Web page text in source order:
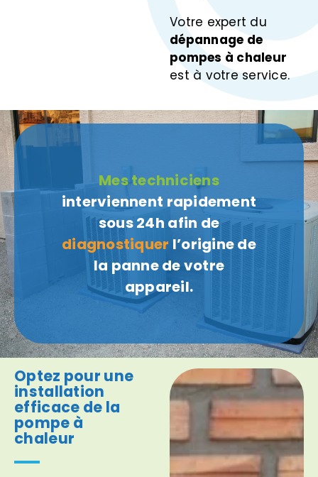
Votre expert du
dépannage de
pompes à chaleur
est à votre service.
Mes techniciens
interviennent rapidement
sous 24h afin de
diagnostiquer l’origine de
la panne de votre
appareil.
Optez pour une
installation
efficace de la
pompe à
chaleur